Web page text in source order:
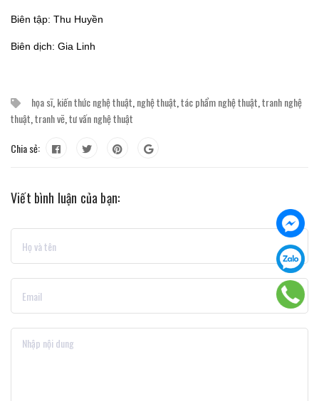
Biên tập: Thu Huyền
Biên dịch: Gia Linh
họa sĩ,kiến thức nghệ thuật,nghệ thuật,tác phẩm nghệ thuật,tranh nghệ
thuật,tranh vẽ,tư vấn nghệ thuật
Chia sẻ:
Viết bình luận của bạn: